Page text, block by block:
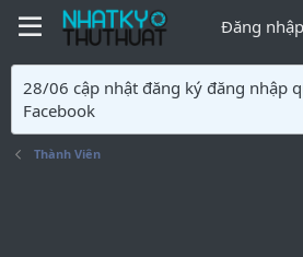
Đăng nhập
28/06 cập nhật đăng ký đăng nhập
Facebook
Thành Viên